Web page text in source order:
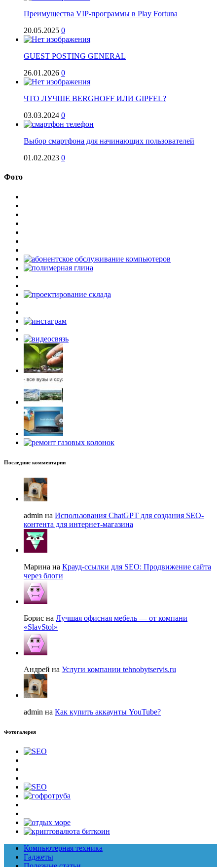
Преимущества VIP-программы в Play Fortuna
20.05.2025 0
GUEST POSTING GENERAL
26.01.2026 0
ЧТО ЛУЧШЕ BERGHOFF ИЛИ GIPFEL?
03.03.2024 0
Выбор смартфона для начинающих пользователей
01.02.2023 0
Фото
Последние комментарии
admin на Использования ChatGPT для создания SEO-
контента для интернет-магазина
Марина на Крауд-ссылки для SEO: Продвижение сайта
через блоги
Борис на Лучшая офисная мебель — от компани
«SlavStol»
Андрей на Услуги компании tehnobytservis.ru
admin на Как купить аккаунты YouTube?
Фотогалерея
Компьютерная техника
Гаджеты